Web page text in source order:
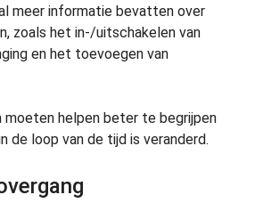
meer informatie bevatten over
zoals het in-/uitschakelen van
en het toevoegen van
moeten helpen beter te begrijpen
de loop van de tijd is veranderd.